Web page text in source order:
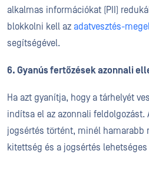
alkalmas információkat (PII)
blokkolni kell az adatvesztés-
segítségével.
6. Gyanús fertőzések azonnali
Ha azt gyanítja, hogy a tárhelyét
indítsa el az azonnali feldolgozást.
jogsértés történt, minél hamarabb
kitettség és a jogsértés